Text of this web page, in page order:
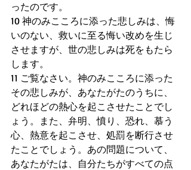
ったのです。
10 神のみこころに添った悲しみは、悔
いのない、救いに至る悔い改めを生じ
させますが、世の悲しみは死をもたら
します。
11 ご覧なさい。神のみこころに添った
その悲しみが、あなたがたのうちに、
どれほどの熱心を起こさせたことでし
ょう。また、弁明、憤り、恐れ、慕う
心、熱意を起こさせ、処罰を断行させ
たことでしょう。あの問題について、
あなたがたは、自分たちがすべての点